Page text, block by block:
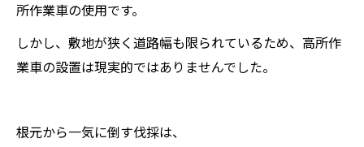
所作業車の使用です。
しかし、敷地が狭く道路幅も限られているため、高所作
業車の設置は現実的ではありませんでした。
根元から一気に倒す伐採は、